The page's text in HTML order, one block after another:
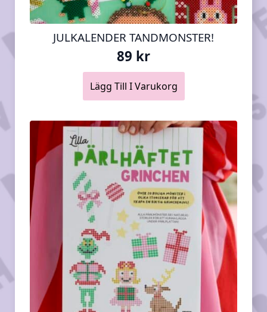
JULKALENDER TANDMONSTER!
89 kr
Lägg Till I Varukorg